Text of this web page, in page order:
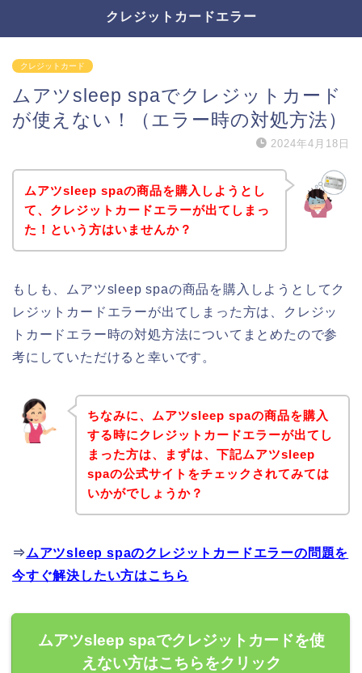
クレジットカードエラー
クレジットカード
ムアツsleep spaでクレジットカード
が使えない！（エラー時の対処方法）
2024年4月18日
ムアツsleep spaの商品を購入しようとし
て、クレジットカードエラーが出てしまっ
た！という方はいませんか？
もしも、ムアツsleep spaの商品を購入しようとしてク
レジットカードエラーが出てしまった方は、クレジッ
トカードエラー時の対処方法についてまとめたので参
考にしていただけると幸いです。
ちなみに、ムアツsleep spaの商品を購入
する時にクレジットカードエラーが出てし
まった方は、まずは、下記ムアツsleep
spaの公式サイトをチェックされてみては
いかがでしょうか？
⇒ムアツsleep spaのクレジットカードエラーの問題を
今すぐ解決したい方はこちら
ムアツsleep spaでクレジットカードを使
えない方はこちらをクリック